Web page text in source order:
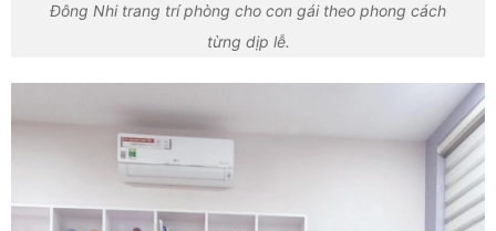
Đông Nhi trang trí phòng cho con gái theo phong cách
từng dịp lễ.